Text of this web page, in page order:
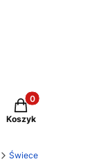
Produkty w
Koszyk
Świece